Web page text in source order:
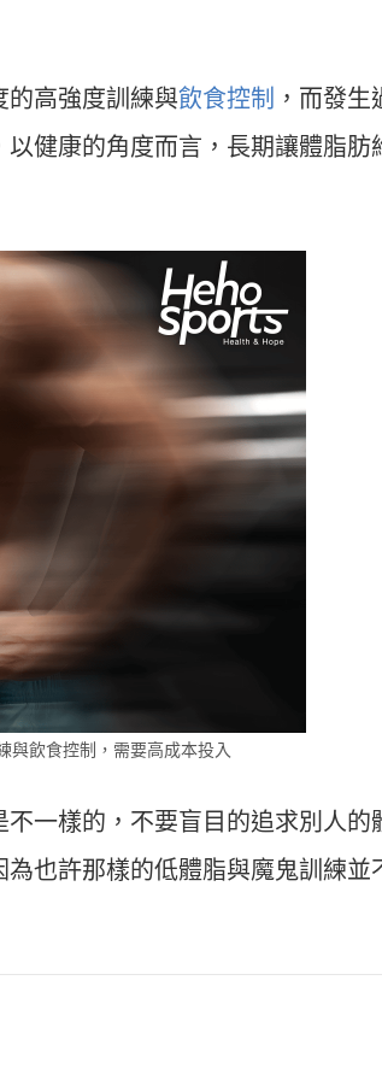
的高強度訓練與飲食控制 ，而發生
健康的角度而言，長期讓體脂肪
與飲食控制，需要高成本投入
一樣的，不要盲目的追求別人的
也許那樣的低體脂與魔鬼訓練並